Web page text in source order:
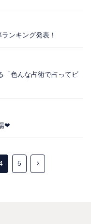
ンキング発表！
「色んな占術で占ってビ
❤
5